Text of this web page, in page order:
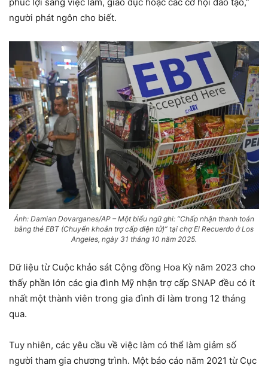
phúc lợi sang việc làm, giáo dục hoặc các cơ hội đào tạo,”
người phát ngôn cho biết.
Ảnh: Damian Dovarganes/AP – Một biểu ngữ ghi: “Chấp nhận thanh toán
bằng thẻ EBT (Chuyển khoản trợ cấp điện tử)” tại chợ El Recuerdo ở Los
Angeles, ngày 31 tháng 10 năm 2025.
Dữ liệu từ Cuộc khảo sát Cộng đồng Hoa Kỳ năm 2023 cho
thấy phần lớn các gia đình Mỹ nhận trợ cấp SNAP đều có ít
nhất một thành viên trong gia đình đi làm trong 12 tháng
qua.
Tuy nhiên, các yêu cầu về việc làm có thể làm giảm số
người tham gia chương trình. Một báo cáo năm 2021 từ Cục